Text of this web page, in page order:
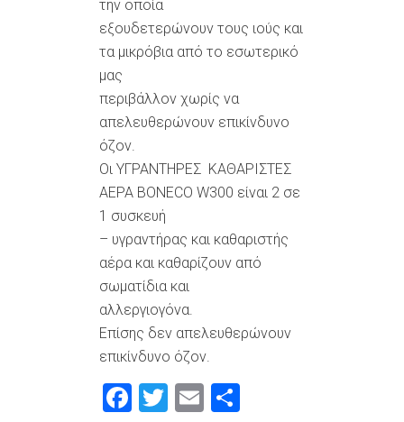
την οποία
εξουδετερώνουν τους ιούς και
τα μικρόβια από το εσωτερικό
μας
περιβάλλον χωρίς να
απελευθερώνουν επικίνδυνο
όζον.
Οι ΥΓΡΑΝΤΗΡEΣ ΚΑΘΑΡΙΣΤEΣ
ΑΕΡΑ BONECO W300 είναι 2 σε
1 συσκευή
– υγραντήρας και καθαριστής
αέρα και καθαρίζουν από
σωματίδια και
αλλεργιογόνα.
Επίσης δεν απελευθερώνουν
επικίνδυνο όζον.
Facebook
Twitter
Email